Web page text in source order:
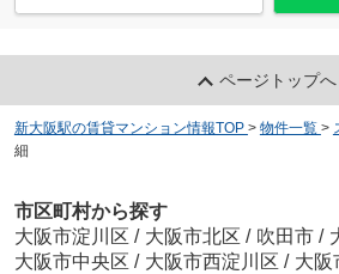
ページトップへ
新大阪駅の賃貸マンション情報TOP > 物件一覧 >
細
市区町村から探す
大阪市淀川区 / 大阪市北区 / 吹田市 /
大阪市中央区 / 大阪市西淀川区 / 大阪